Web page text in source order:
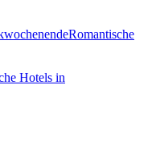
Romantische
Hotels in